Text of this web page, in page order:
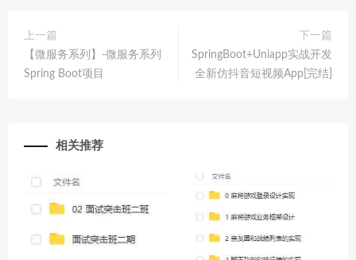
上一篇
【微服务系列】-微服务系列
Spring Boot项目
下一篇
SpringBoot+Uniapp实战开发
全新仿抖音短视频App[完结]
相关推荐